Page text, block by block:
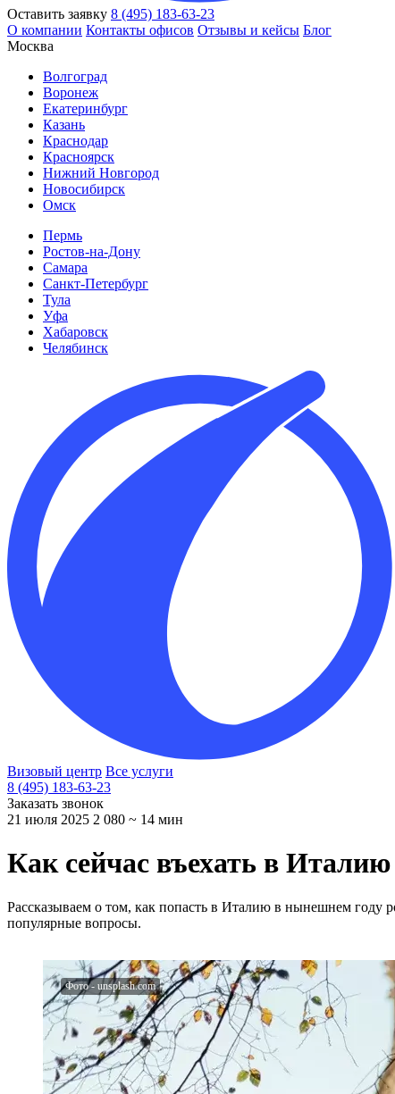
Оставить заявку 8 (495) 183-63-23
О компании Контакты офисов Отзывы и кейсы Блог
Москва
Волгоград
Воронеж
Екатеринбург
Казань
Краснодар
Красноярск
Нижний Новгород
Новосибирск
Омск
Пермь
Ростов-на-Дону
Самара
Санкт-Петербург
Тула
Уфа
Хабаровск
Челябинск
Визовый центр Все услуги
8 (495) 183-63-23
Заказать звонок
21 июля 2025 2 080 ~ 14 мин
Как сейчас въехать в
Рассказываем о том, как попасть в Италию в нынешнем году
популярные вопросы.